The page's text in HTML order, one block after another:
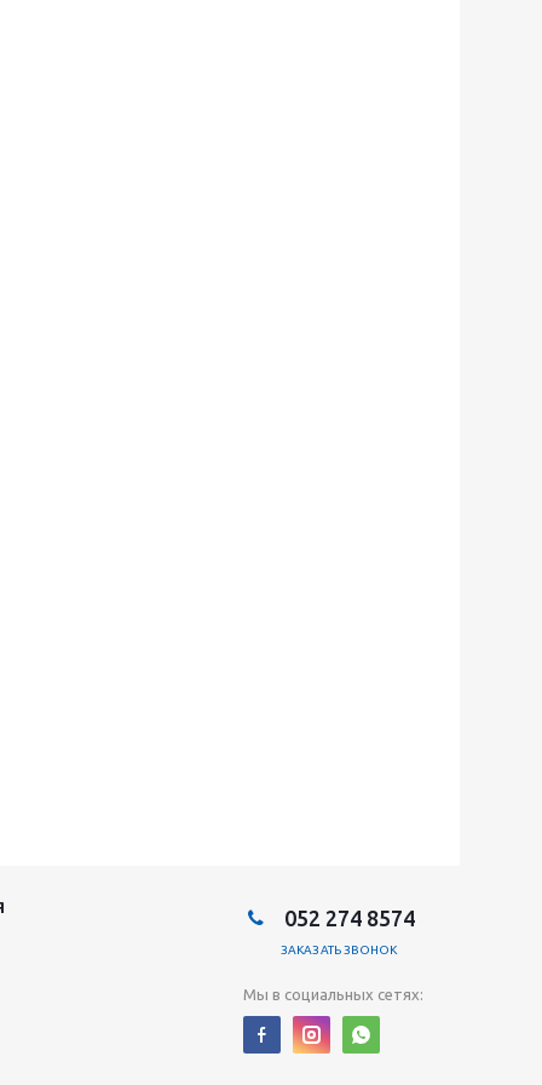
052 274 8574
ЗАКАЗАТЬ ЗВОНОК
Мы в социальных сетях: